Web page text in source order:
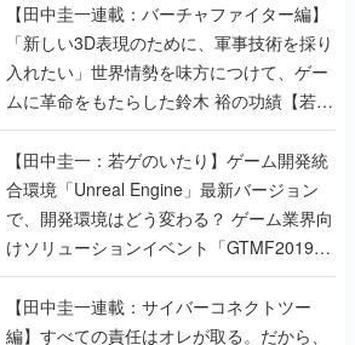
【田中圭一連載：バーチャファイター編】
「新しい3D表現のために、軍事技術を採り
入れたい」世界情勢を味方につけて、ゲー
ムに革命をもたらした鈴木 裕の功績【若ゲ
のいたり】
【田中圭一：若ゲのいたり】ゲーム開発統
合環境「Unreal Engine」最新バージョン
で、開発環境はどう変わる？ ゲーム業界向
けソリューションイベント「GTMF2019」
に行って、より理解を深めよう【PR】
【田中圭一連載：サイバーコネクトツー
編】すべての責任はオレが取る。だから、